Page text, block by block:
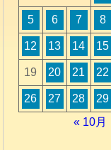
5 6 7 8
12 13 14 15
19 20 21 22
26 27 28 29
« 10月